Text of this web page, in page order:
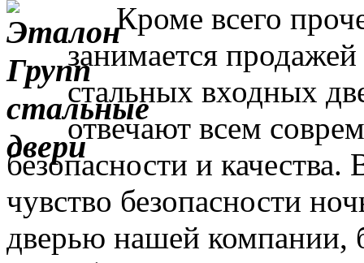
Кроме всего
занимается
стальных входных
отвечают всем
безопасности и
чувство безопасности
дверью нашей компании,